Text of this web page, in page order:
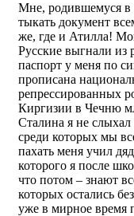
Мне, родившемуся в
тыкать документ
же, где и Атилла!
Русские выгнали из
паспорт у меня по
прописана
репрессированных
Киргизии в Чечню
Сталина я не слыхал
среди которых мы
пахать меня учил
которого я после
что потом – знают
которых остались
уже в мирное время